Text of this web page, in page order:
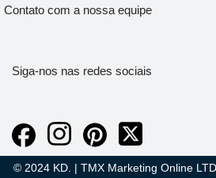
Contato com a nossa equipe
Siga-nos nas redes sociais
© 2024 KD. | TMX Marketing Online